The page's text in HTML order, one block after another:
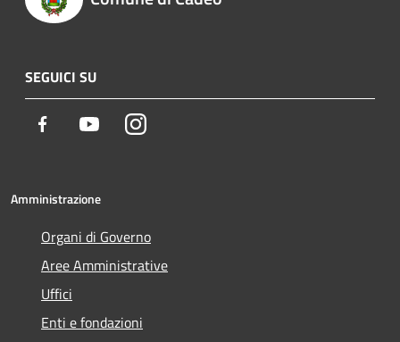
SEGUICI SU
Facebook YoutubeInstagram
Amministrazione
Organi di Governo
Aree Amministrative
Uffici
Enti e fondazioni